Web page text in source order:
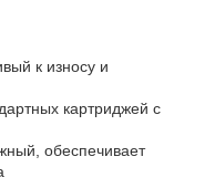
к износу и
картриджей с
обеспечивает